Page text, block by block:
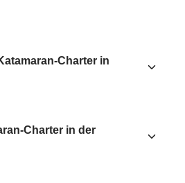
Charter in
Charter in der